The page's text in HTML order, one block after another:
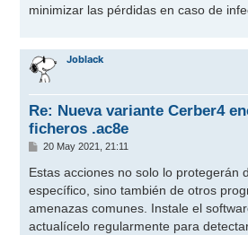
minimizar las pérdidas en caso de
Joblack
Re: Nueva variante Cerber4
ficheros .ac8e
M
n
a
j
e
20 May 2021, 21:11
Estas acciones no solo lo protegerán
específico, sino también de otros
amenazas comunes. Instale el
actualícelo regularmente para